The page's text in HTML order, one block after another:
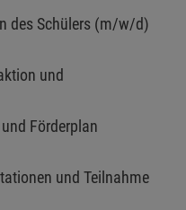
des Schülers (m/w/d)
und
Förderplan
und Teilnahme